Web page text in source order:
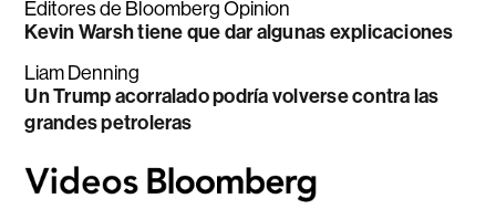
Editores de Bloomberg Opinion
Kevin Warsh tiene que dar algunas explicaciones
Liam Denning
Un Trump acorralado podría volverse contra las
grandes petroleras